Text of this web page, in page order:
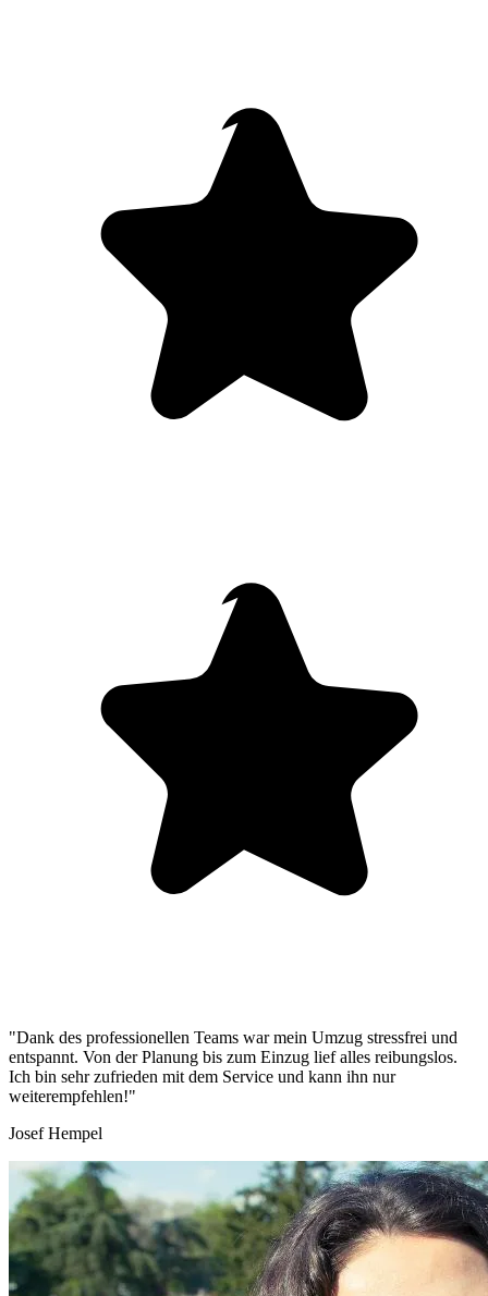
"Dank des professionellen Teams war mein Umzug stressfrei und
entspannt. Von der Planung bis zum Einzug lief alles reibungslos.
Ich bin sehr zufrieden mit dem Service und kann ihn nur
weiterempfehlen!"
Josef Hempel